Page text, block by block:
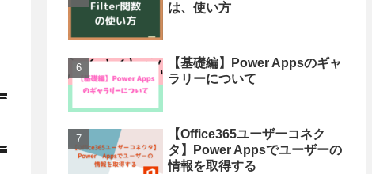
は、使い方
【基礎編】Power Appsのギャ
ラリーについて
【Office365ユーザーコネク
タ】Power Appsでユーザーの
情報を取得する